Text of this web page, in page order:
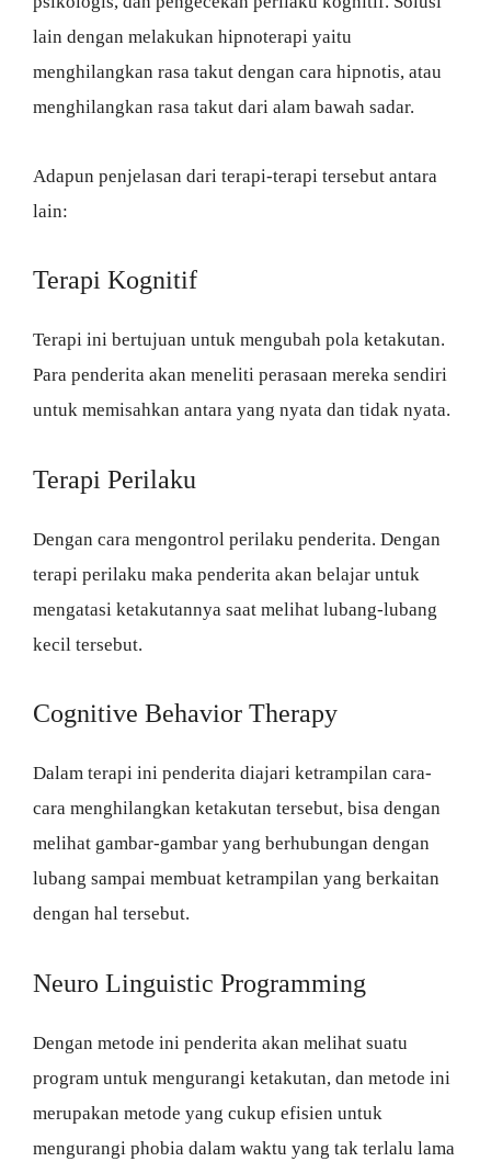
lain dengan melakukan hipnoterapi yaitu
menghilangkan rasa takut dengan cara hipnotis, atau
menghilangkan rasa takut dari alam bawah sadar.
Adapun penjelasan dari terapi-terapi tersebut antara
lain:
Terapi Kognitif
Terapi ini bertujuan untuk mengubah pola ketakutan.
Para penderita akan meneliti perasaan mereka sendiri
untuk memisahkan antara yang nyata dan tidak nyata.
Terapi Perilaku
Dengan cara mengontrol perilaku penderita. Dengan
terapi perilaku maka penderita akan belajar untuk
mengatasi ketakutannya saat melihat lubang-lubang
kecil tersebut.
Cognitive Behavior Therapy
Dalam terapi ini penderita diajari ketrampilan cara-
cara menghilangkan ketakutan tersebut, bisa dengan
melihat gambar-gambar yang berhubungan dengan
lubang sampai membuat ketrampilan yang berkaitan
dengan hal tersebut.
Neuro Linguistic Programming
Dengan metode ini penderita akan melihat suatu
program untuk mengurangi ketakutan, dan metode ini
merupakan metode yang cukup efisien untuk
mengurangi phobia dalam waktu yang tak terlalu lama